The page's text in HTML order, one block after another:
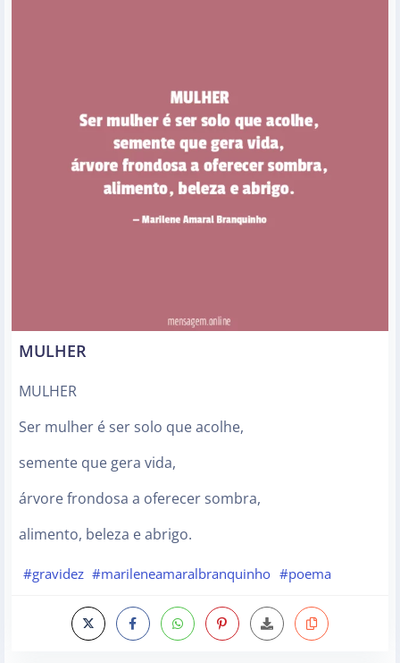
MULHER
MULHER
Ser mulher é ser solo que acolhe,
semente que gera vida,
árvore frondosa a oferecer sombra,
alimento, beleza e abrigo.
#gravidez #marileneamaralbranquinho #poema